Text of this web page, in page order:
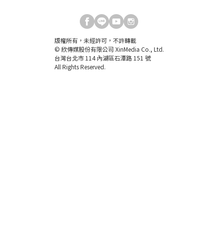
版權所有，未經許可，不許轉載
© 欣傳媒股份有限公司 XinMedia Co., Ltd.
台灣台北市 114 內湖區石潭路 151 號
All Rights Reserved.